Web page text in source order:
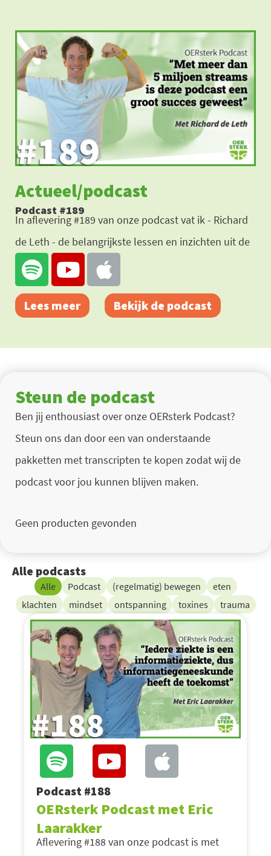
naar
inhoud
Actueel/podcast
Podcast #189
In aflevering #189 van onze podcast vat ik - Richard
de Leth - de belangrijkste lessen en inzichten uit de
Lees meer Bekijk de podcast
Steun de podcast
Ben jij enthousiast over onze OERsterk Podcast?
Steun ons dan door een van onderstaande
pakketten met transcripten te kopen zodat wij de
podcast voor jou kunnen blijven maken.
Geen producten gevonden
Alle podcasts
Podcast (regelmatig) bewegen
eten
klachten
mindset ontspanning toxines trauma
Alle
Podcast #188
OERsterk Podcast met Eric
Laarakker
Aflevering #188 van onze podcast is met